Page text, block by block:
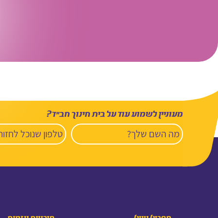
מעוניין לשמוע עוד על בית חינוך חב”ד?